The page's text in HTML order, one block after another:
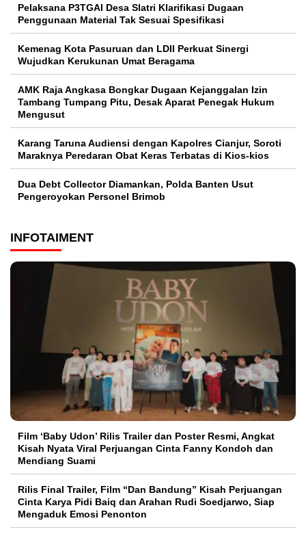
Pelaksana P3TGAI Desa Slatri Klarifikasi Dugaan
Penggunaan Material Tak Sesuai Spesifikasi
Kemenag Kota Pasuruan dan LDII Perkuat Sinergi
Wujudkan Kerukunan Umat Beragama
AMK Raja Angkasa Bongkar Dugaan Kejanggalan Izin
Tambang Tumpang Pitu, Desak Aparat Penegak Hukum
Mengusut
Karang Taruna Audiensi dengan Kapolres Cianjur, Soroti
Maraknya Peredaran Obat Keras Terbatas di Kios-kios
Dua Debt Collector Diamankan, Polda Banten Usut
Pengeroyokan Personel Brimob
INFOTAIMENT
Film ‘Baby Udon’ Rilis Trailer dan Poster Resmi, Angkat
Kisah Nyata Viral Perjuangan Cinta Fanny Kondoh dan
Mendiang Suami
Rilis Final Trailer, Film “Dan Bandung” Kisah Perjuangan
Cinta Karya Pidi Baiq dan Arahan Rudi Soedjarwo, Siap
Mengaduk Emosi Penonton